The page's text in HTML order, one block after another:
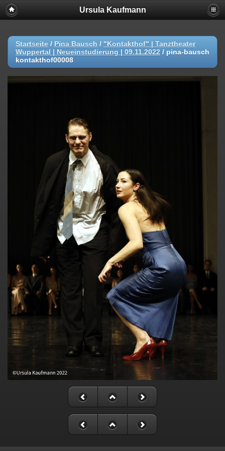
Ursula Kaufmann
Startseite / Pina Bausch / "Kontakthof" | Tanztheater
Wuppertal | Neueinstudierung | 09.11.2022 / pina-bausch
kontakthof00008